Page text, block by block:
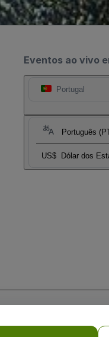
Eventos ao vivo
Portugal
Português
US$ Dólar dos